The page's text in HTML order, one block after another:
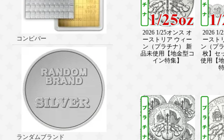
コンビバー
ランダムブランド
2026 1/25オンス オ
ーストリア ウィー
ン（プラチナ） 新
品未使用【地金型コ
イン特集】
2026 1/
ースト
ン（プ
枚】セ
使用【